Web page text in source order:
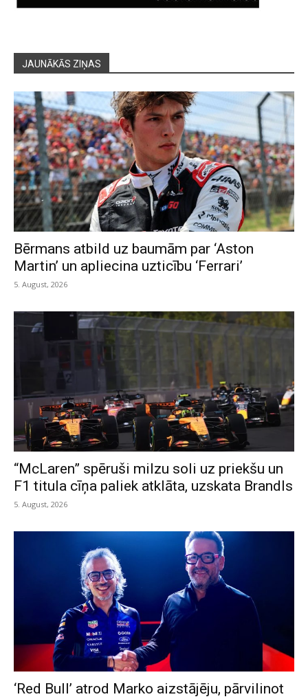
JAUNĀKĀS ZIŅAS
Bērmans atbild uz baumām par ‘Aston
Martin’ un apliecina uzticību ‘Ferrari’
5. August, 2026
“McLaren” spēruši milzu soli uz priekšu un
F1 titula cīņa paliek atklāta, uzskata Brandls
5. August, 2026
‘Red Bull’ atrod Marko aizstājēju, pārvilinot